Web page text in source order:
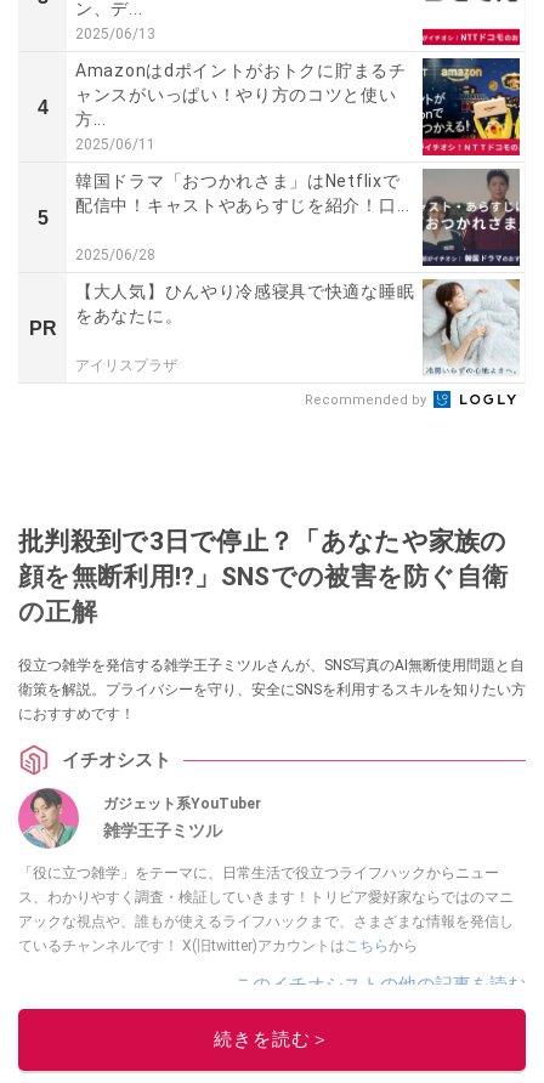
ン、デ...
2025/06/13
4
Amazonはdポイントがおトクに貯まるチ
ャンスがいっぱい！やり方のコツと使い
方...
2025/06/11
5
韓国ドラマ「おつかれさま」はNetflixで
配信中！キャストやあらすじを紹介！口...
2025/06/28
PR
【大人気】ひんやり冷感寝具で快適な睡眠
をあなたに。
アイリスプラザ
Recommended by
批判殺到で3日で停止？「あなたや家族の
顔を無断利用!?」SNSでの被害を防ぐ自衛
の正解
役立つ雑学を発信する雑学王子ミツルさんが、SNS写真のAI無断使用問題と自
衛策を解説。プライバシーを守り、安全にSNSを利用するスキルを知りたい方
におすすめです！
イチオシスト
ガジェット系YouTuber
雑学王子ミツル
「役に立つ雑学」をテーマに、日常生活で役立つライフハックからニュー
ス、わかりやすく調査・検証していきます！トリビア愛好家ならではのマニ
アックな視点や、誰もが使えるライフハックまで、さまざまな情報を発信し
ているチャンネルです！ X(旧twitter)アカウントはこちらから
このイチオシストの他の記事を読む
続きを読む＞